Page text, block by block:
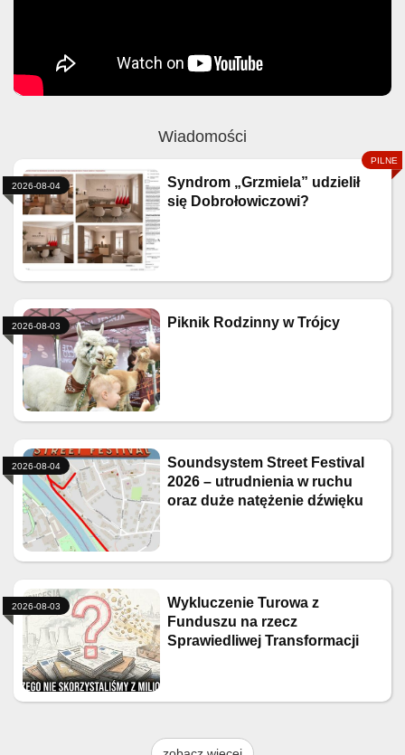
Wiadomości
Syndrom „Grzmiela” udzielił
się Dobrołowiczowi?
2026-08-04
Piknik Rodzinny w Trójcy
2026-08-03
Soundsystem Street Festival
2026 – utrudnienia w ruchu
oraz duże natężenie dźwięku
2026-08-04
Wykluczenie Turowa z
Funduszu na rzecz
Sprawiedliwej Transformacji
2026-08-03